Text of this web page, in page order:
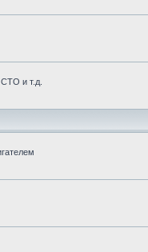
и т.д.